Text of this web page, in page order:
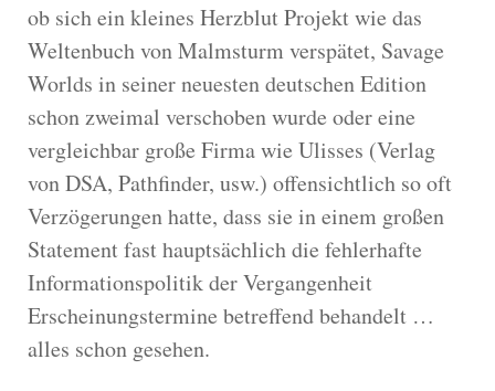
ob sich ein kleines Herzblut Projekt wie das
Weltenbuch von Malmsturm verspätet, Savage
Worlds in seiner neuesten deutschen Edition
schon zweimal verschoben wurde oder eine
vergleichbar große Firma wie Ulisses (Verlag
von DSA, Pathfinder, usw.) offensichtlich so oft
Verzögerungen hatte, dass sie in einem großen
Statement fast hauptsächlich die fehlerhafte
Informationspolitik der Vergangenheit
Erscheinungstermine betreffend behandelt …
alles schon gesehen.